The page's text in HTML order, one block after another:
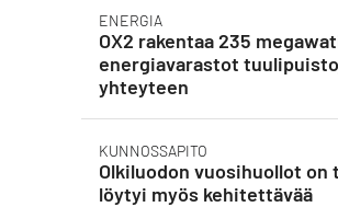
ENERGIA
OX2 rakentaa 235
energiavarastot
yhteyteen
KUNNOSSAPITO
Olkiluodon vuosihuollot on
löytyi myös kehitettävää